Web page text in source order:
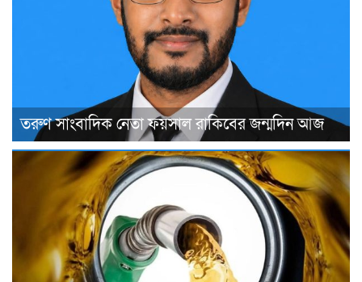
তরুণ সাংবাদিক নেতা ফয়সাল রাকিবের জন্মদিন আজ